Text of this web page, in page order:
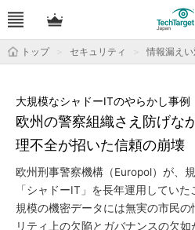
トップ セキュリティ 情報漏え
欧州の警察組織さえ防げ
理不全が招いた信頼の崩壊
大規模なシャドーITのやらかし事例
欧州刑事警察機構（Europol）が、
「シャドーIT」を長年運用してい
規模の機密データには無実の市民の
リティ上の欠陥とガバナンスの欠